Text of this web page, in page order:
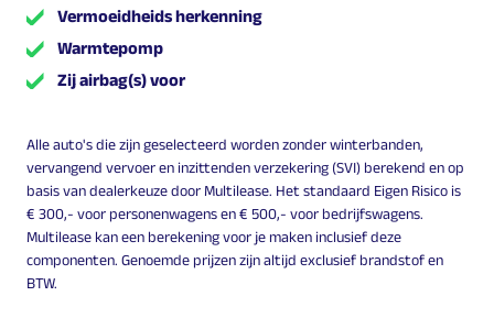
Vermoeidheids herkenning
Warmtepomp
Zij airbag(s) voor
Alle auto's die zijn geselecteerd worden zonder winterbanden,
vervangend vervoer en inzittenden verzekering (SVI) berekend en op
basis van dealerkeuze door Multilease. Het standaard Eigen Risico is
€ 300,- voor personenwagens en € 500,- voor bedrijfswagens.
Multilease kan een berekening voor je maken inclusief deze
componenten. Genoemde prijzen zijn altijd exclusief brandstof en
BTW.